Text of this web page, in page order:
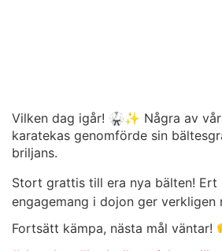
Vilken dag igår! 🥋✨ Några av
karatekas genomförde sin
briljans.
Stort grattis till era nya bälten! Ert
engagemang i dojon ger
Fortsätt kämpa, nästa mål väntar!